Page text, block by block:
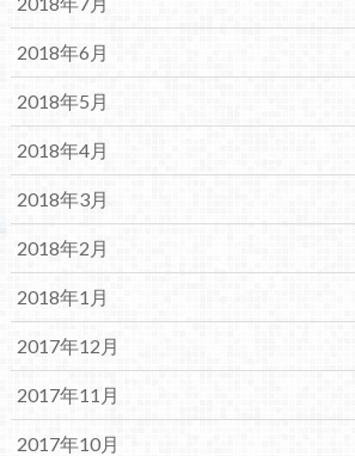
2018年6月
2018年5月
2018年4月
2018年3月
2018年2月
2018年1月
2017年12月
2017年11月
2017年10月